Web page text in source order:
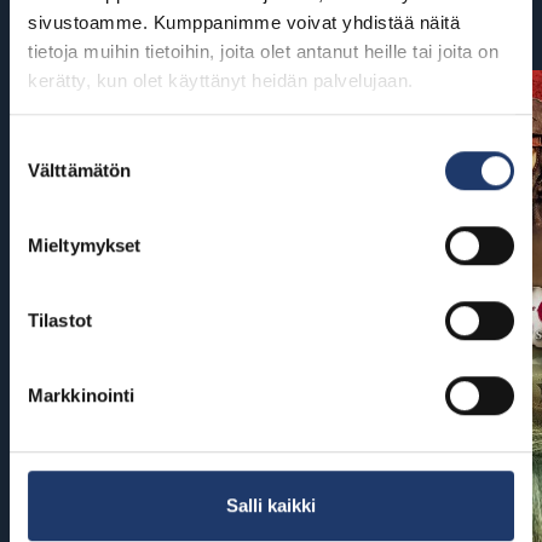
sivustoamme. Kumppanimme voivat yhdistää näitä
tietoja muihin tietoihin, joita olet antanut heille tai joita on
kerätty, kun olet käyttänyt heidän palvelujaan.
valinta
Välttämätön
Mieltymykset
Tilastot
Markkinointi
Salli kaikki
Tulossa